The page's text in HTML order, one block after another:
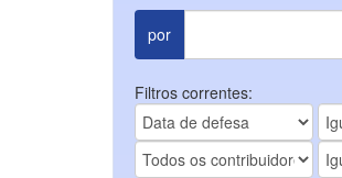
por
Filtros correntes: